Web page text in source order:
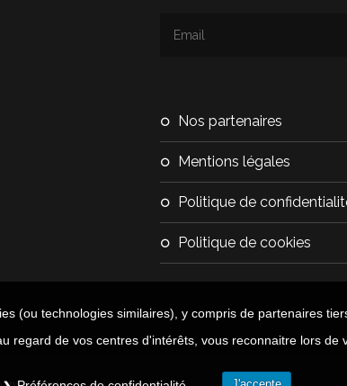
nos partenaires
mentions légales
politique de
politique de cookies
(ou technologies similaires), y compris de partenaires
regard de vos centres d'intérêts, vous reconnaitre lors de